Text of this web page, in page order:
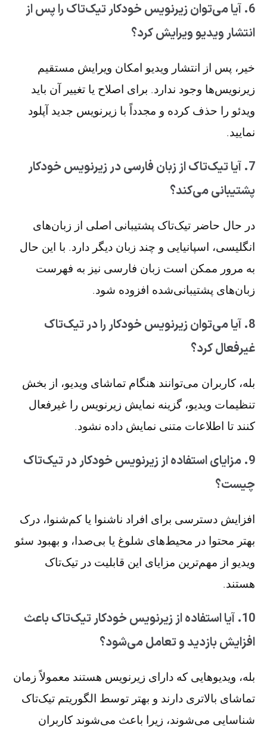
6. آیا می‌توان زیرنویس خودکار تیک‌تاک را پس از
انتشار ویدیو ویرایش کرد؟
خیر، پس از انتشار ویدیو امکان ویرایش مستقیم
زیرنویس‌ها وجود ندارد. برای اصلاح یا تغییر آن باید
ویدئو را حذف کرده و مجدداً با زیرنویس جدید آپلود
نمایید.
7. آیا تیک‌تاک از زبان فارسی در زیرنویس خودکار
پشتیبانی می‌کند؟
در حال حاضر تیک‌تاک پشتیبانی اصلی از زبان‌های
انگلیسی، اسپانیایی و چند زبان دیگر دارد. با این حال
به مرور ممکن است زبان فارسی نیز به فهرست
زبان‌های پشتیبانی‌شده افزوده شود.
8. آیا می‌توان زیرنویس خودکار را در تیک‌تاک
غیرفعال کرد؟
بله، کاربران می‌توانند هنگام تماشای ویدیو، از بخش
تنظیمات ویدیو، گزینه نمایش زیرنویس را غیرفعال
کنند تا اطلاعات متنی نمایش داده نشود.
9. مزایای استفاده از زیرنویس خودکار در تیک‌تاک
چیست؟
افزایش دسترسی برای افراد ناشنوا یا کم‌شنوا، درک
بهتر محتوا در محیط‌های شلوغ یا بی‌صدا، و بهبود سئو
ویدیو از مهم‌ترین مزایای این قابلیت در تیک‌تاک
هستند.
10. آیا استفاده از زیرنویس خودکار تیک‌تاک باعث
افزایش بازدید و تعامل می‌شود؟
بله، ویدیوهایی که دارای زیرنویس هستند معمولاً زمان
تماشای بالاتری دارند و بهتر توسط الگوریتم تیک‌تاک
شناسایی می‌شوند، زیرا باعث می‌شوند کاربران